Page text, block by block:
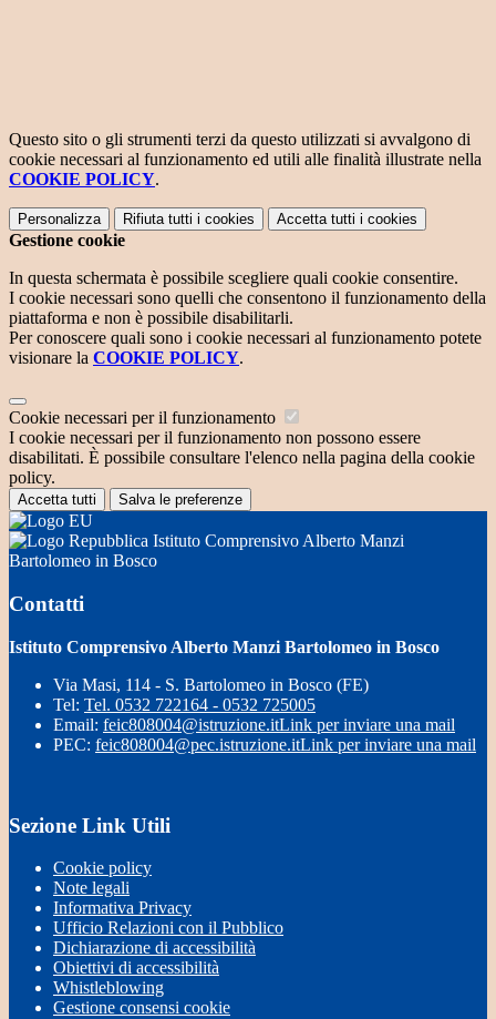
Questo sito o gli strumenti terzi da questo utilizzati si avvalgono di
cookie necessari al funzionamento ed utili alle finalità illustrate nella
COOKIE POLICY.
Personalizza Rifiuta tutti i cookies Accetta tutti i cookies
Gestione cookie
In questa schermata è possibile scegliere quali cookie consentire.
I cookie necessari sono quelli che consentono il funzionamento della
piattaforma e non è possibile disabilitarli.
Per conoscere quali sono i cookie necessari al funzionamento potete
visionare la COOKIE POLICY.
Cookie necessari per il funzionamento
I cookie necessari per il funzionamento non possono essere
disabilitati. È possibile consultare l'elenco nella pagina della cookie
policy.
Accetta tutti Salva le preferenze
Istituto Comprensivo Alberto Manzi
Bartolomeo in Bosco
Contatti
Istituto Comprensivo Alberto Manzi Bartolomeo in Bosco
Via Masi, 114 - S. Bartolomeo in Bosco (FE)
Tel: Tel. 0532 722164 - 0532 725005
Email: feic808004@istruzione.itLink per inviare una mail
PEC: feic808004@pec.istruzione.itLink per inviare una mail
Sezione Link Utili
Cookie policy
Note legali
Informativa Privacy
Ufficio Relazioni con il Pubblico
Dichiarazione di accessibilità
Obiettivi di accessibilità
Whistleblowing
Gestione consensi cookie